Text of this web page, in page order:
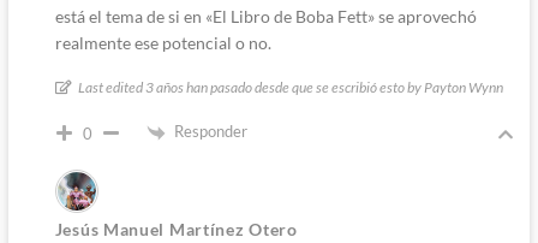
está el tema de si en «El Libro de Boba Fett» se aprovechó
realmente ese potencial o no.
Last edited 3 años han pasado desde que se escribió esto by Payton Wynn
0 Responder
Jesús Manuel Martínez Otero